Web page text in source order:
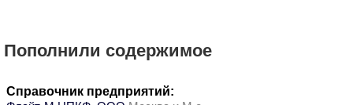
Пополнили содержимое
Справочник предприятий: